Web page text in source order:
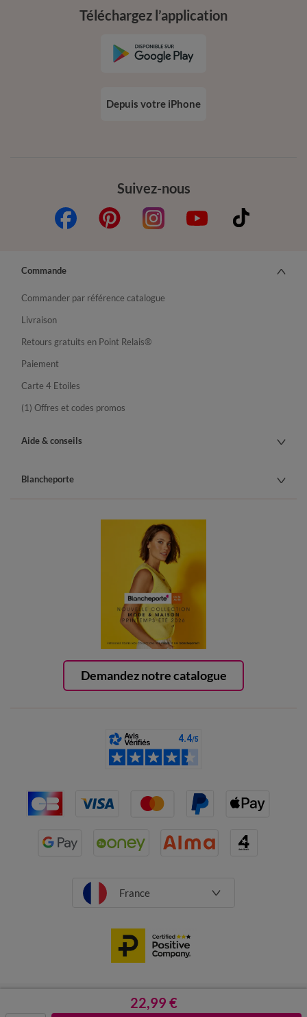
22,99 €
Suivez-nous
Téléchargez l’application
Depuis votre iPhone
Demandez notre catalogue
Commande
Commander par référence catalogue
Livraison
Retours gratuits en Point Relais®
Paiement
Carte 4 Etoiles
(1) Offres et codes promos
Aide & conseils
Blancheporte
France
Données personnelles